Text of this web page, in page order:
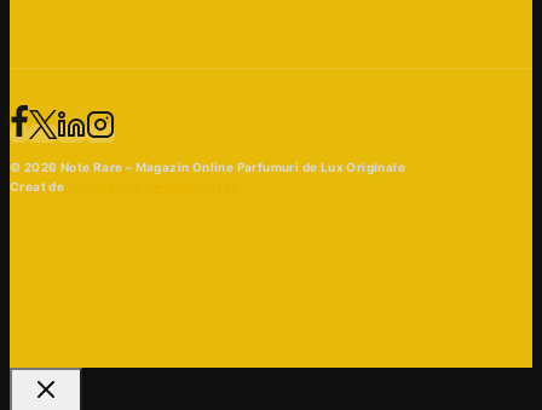
© 2026 Note Rare – Magazin Online Parfumuri de Lux Originale
Creat de